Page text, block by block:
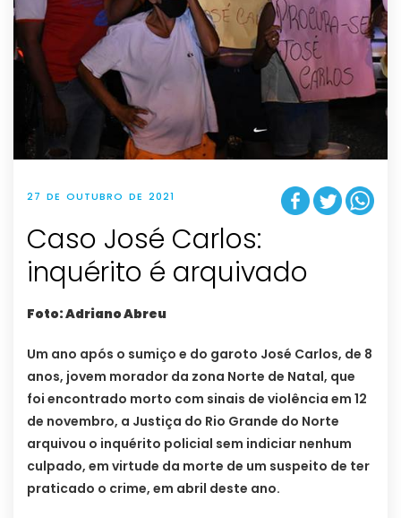
27 DE OUTUBRO DE 2021
Caso José Carlos:
inquérito é arquivado
Foto: Adriano Abreu
Um ano após o sumiço e do garoto José Carlos, de 8
anos, jovem morador da zona Norte de Natal, que
foi encontrado morto com sinais de violência em 12
de novembro, a Justiça do Rio Grande do Norte
arquivou o inquérito policial sem indiciar nenhum
culpado, em virtude da morte de um suspeito de ter
praticado o crime, em abril deste ano.